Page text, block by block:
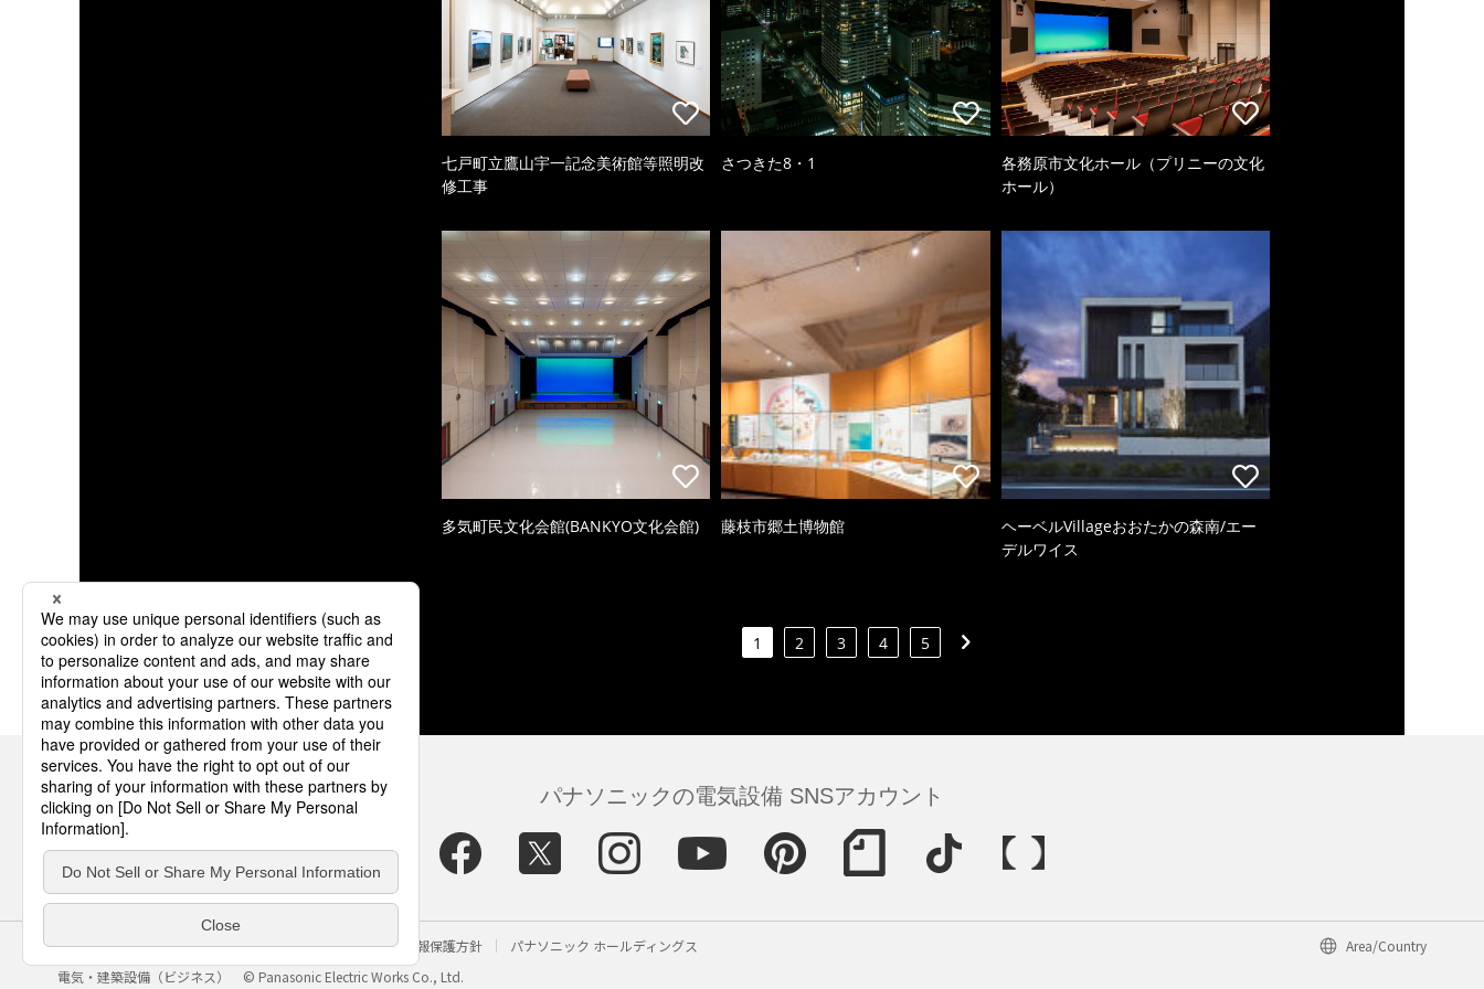
七戸町立鷹山宇一記念美術館等照明改
修工事
さつきた8・1
各務原市文化ホール（プリニーの文化
ホール）
多気町民文化会館(BANKYO文化会館) 藤枝市郷土博物館
ヘーベルVillageおおたかの森南/エー
デルワイス
1 2 3 4 5
パナソニックの電気設備 SNSアカウント
サイトのご利用にあたって クッキーポリシー 個人情報保護方針 パナソニック ホールディングス
Area/Country
電気・建築設備（ビジネス）
© Panasonic Electric Works Co., Ltd.